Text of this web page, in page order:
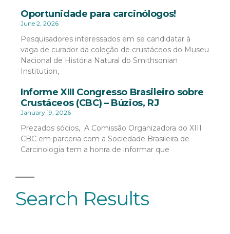
Search Results
Oportunidade para carcinólogos!
June 2, 2026
Pesquisadores interessados em se candidatar à
vaga de curador da coleção de crustáceos do Museu
Nacional de História Natural do Smithsonian
Institution,
Informe XIII Congresso Brasileiro sobre
Crustáceos (CBC) – Búzios, RJ
January 19, 2026
Prezados sócios, A Comissão Organizadora do XIII
CBC em parceria com a Sociedade Brasileira de
Carcinologia tem a honra de informar que